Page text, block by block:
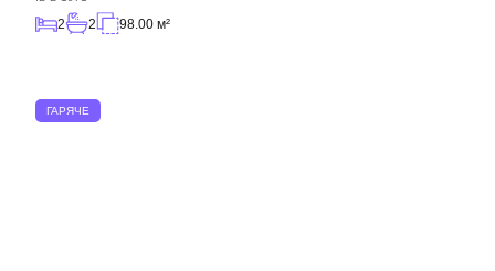
2 2 98.00 м²
ГАРЯЧЕ